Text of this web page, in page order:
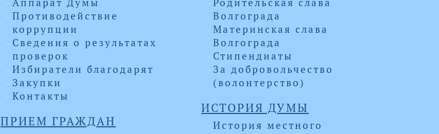
Аппарат Думы
Противодействие
коррупции
Сведения о результатах
проверок
Избиратели благодарят
Закупки
Контакты
ПРИЕМ ГРАЖДАН
Родительская слава
Волгограда
Материнская слава
Волгограда
Стипендиаты
За добровольчество
(волонтерство)
ИСТОРИЯ ДУМЫ
История местного